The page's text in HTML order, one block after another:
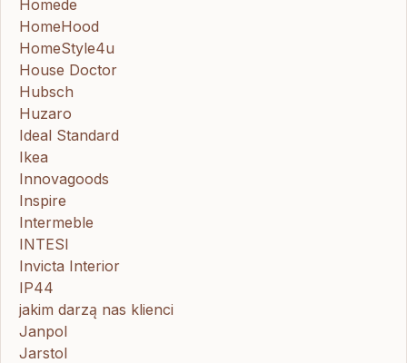
Homede
HomeHood
HomeStyle4u
House Doctor
Hubsch
Huzaro
Ideal Standard
Ikea
Innovagoods
Inspire
Intermeble
INTESI
Invicta Interior
IP44
jakim darzą nas klienci
Janpol
Jarstol